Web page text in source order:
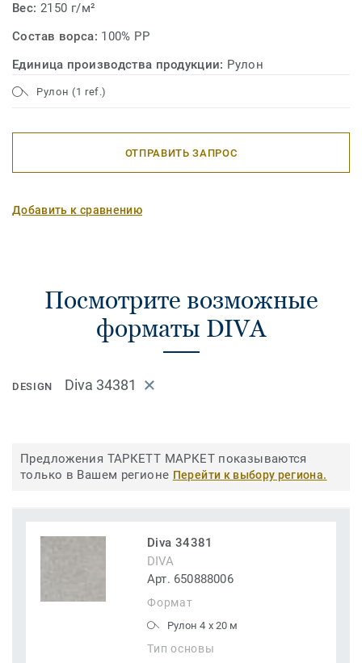
Вес: 2150 г/м²
Состав ворса: 100% PP
Единица производства продукции: Рулон
Рулон (1 ref.)
ОТПРАВИТЬ ЗАПРОС
Добавить к сравнению
Посмотрите возможные
форматы DIVA
DESIGN Diva 34381
Предложения ТАРКЕТТ МАРКЕТ показываются
только в Вашем регионе Перейти к выбору региона.
Diva 34381
DIVA
Арт. 650888006
Формат
Рулон 4 x 20 м
Тип основы